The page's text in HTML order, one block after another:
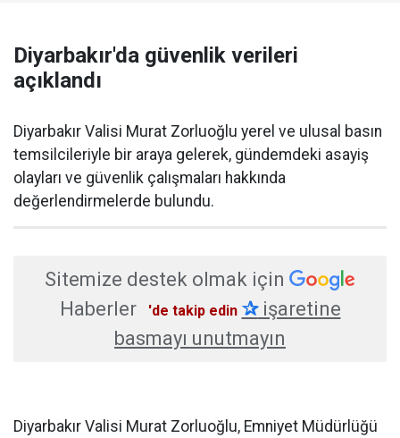
Diyarbakır'da güvenlik verileri
açıklandı
Diyarbakır Valisi Murat Zorluoğlu yerel ve ulusal basın
temsilcileriyle bir araya gelerek, gündemdeki asayiş
olayları ve güvenlik çalışmaları hakkında
değerlendirmelerde bulundu.
Sitemize destek olmak için
Haberler
'de takip edin ✰işaretine
basmayı unutmayın
Diyarbakır Valisi Murat Zorluoğlu, Emniyet Müdürlüğü